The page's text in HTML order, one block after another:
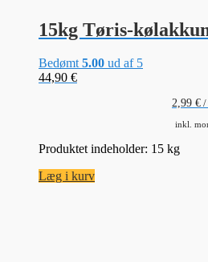
15kg Tøris-
Bedømt5.00 ud af 5
44,90 €
2,99 € /
inkl.
Produktet indeholder: 15 kg
Læg i kurv